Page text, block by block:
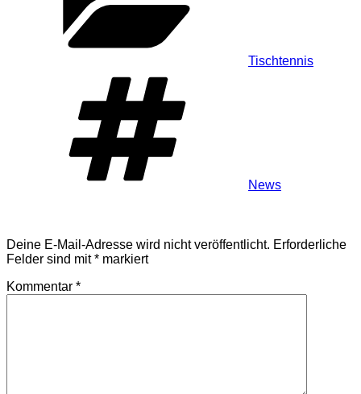
Tischtennis
News
Deine E-Mail-Adresse wird nicht veröffentlicht. Erforderliche
Felder sind mit* markiert
Kommentar *